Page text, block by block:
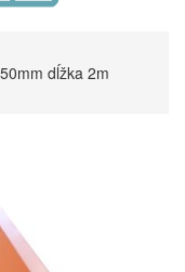
dĺžka 2m